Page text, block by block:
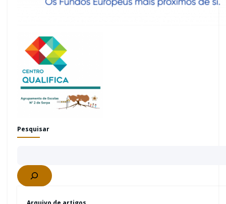
Pesquisar